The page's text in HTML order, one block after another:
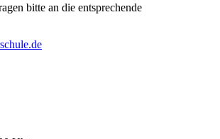
bitte an die entsprechende